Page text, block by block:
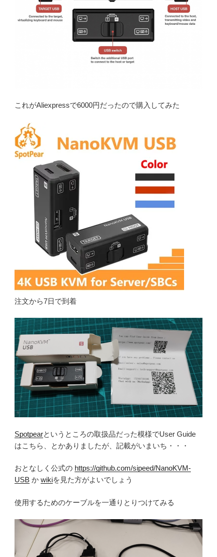
これがAliexpressで6000円だったので購入してみた
注文から7日で到着
Spotpearというところの取扱品だった模様でUser Guide
はこちら、とかありましたが、記載がいまいち・・・
おとなしく公式の https://github.com/sipeed/NanoKVM-
USB か wikiを見た方がよいでしょう
使用するためのケーブルを一通りとりつけてみる